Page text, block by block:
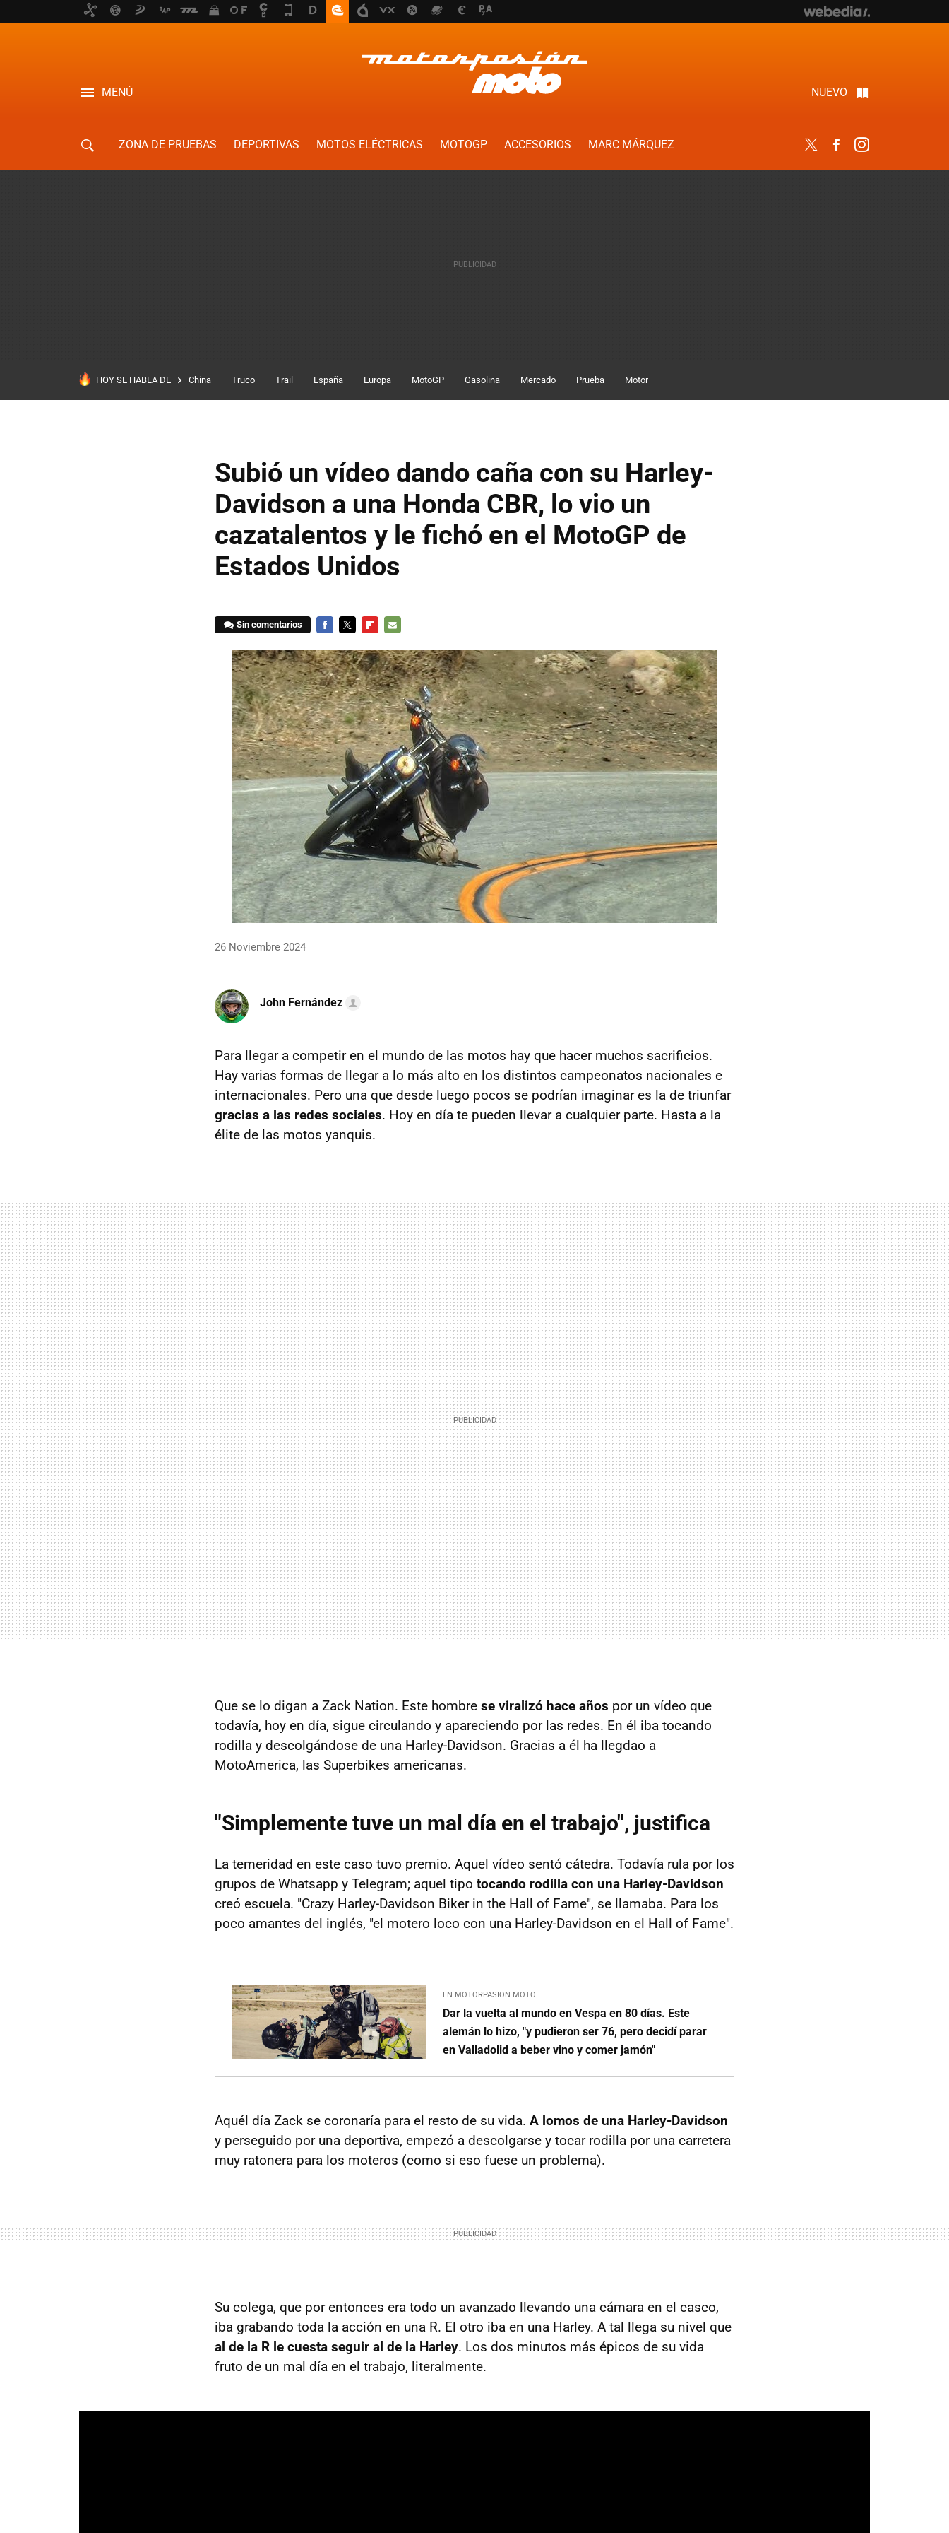
MENÚ NUEVO
ZONA DE PRUEBAS DEPORTIVAS MOTOS ELÉCTRICAS MOTOGP ACCESORIOS
MARC MÁRQUEZ
Twitter Facebook
HOY SE HABLA DE China Truco Trail España Europa MotoGP Gasolina Mercado Prueba Motor
Subió un vídeo dando caña con su Harley-
Davidson a una Honda CBR, lo vio un
cazatalentos y le fichó en el MotoGP de
Estados Unidos
Sin comentarios
MAIL
26 Noviembre 2024
John Fernández
Para llegar a competir en el mundo de las motos hay que hacer muchos sacrificios.
Hay varias formas de llegar a lo más alto en los distintos campeonatos nacionales e
internacionales. Pero una que desde luego pocos se podrían imaginar es la de triunfar
gracias a las redes sociales. Hoy en día te pueden llevar a cualquier parte. Hasta a la
élite de las motos yanquis.
Que se lo digan a Zack Nation. Este hombre se viralizó hace años por un vídeo que
todavía, hoy en día, sigue circulando y apareciendo por las redes. En él iba tocando
rodilla y descolgándose de una Harley-Davidson. Gracias a él ha llegdao a
MotoAmerica, las Superbikes americanas.
"Simplemente tuve un mal día en el trabajo", justifica
La temeridad en este caso tuvo premio. Aquel vídeo sentó cátedra. Todavía rula por los
grupos de Whatsapp y Telegram; aquel tipo tocando rodilla con una Harley-Davidson
creó escuela. "Crazy Harley-Davidson Biker in the Hall of Fame", se llamaba. Para los
poco amantes del inglés, "el motero loco con una Harley-Davidson en el Hall of Fame".
EN MOTORPASION MOTO
Dar la vuelta al mundo en Vespa en 80 días. Este
alemán lo hizo, "y pudieron ser 76, pero decidí parar
en Valladolid a beber vino y comer jamón"
Aquél día Zack se coronaría para el resto de su vida. A lomos de una Harley-Davidson
y perseguido por una deportiva, empezó a descolgarse y tocar rodilla por una carretera
muy ratonera para los moteros (como si eso fuese un problema).
Su colega, que por entonces era todo un avanzado llevando una cámara en el casco,
iba grabando toda la acción en una R. El otro iba en una Harley. A tal llega su nivel que
al de la R le cuesta seguir al de la Harley. Los dos minutos más épicos de su vida
fruto de un mal día en el trabajo, literalmente.